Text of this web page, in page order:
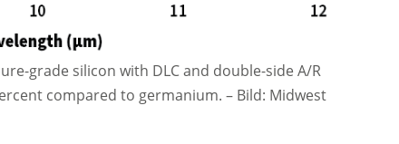
grade silicon with DLC and double-side A/R
compared to germanium. – Bild: Midwest